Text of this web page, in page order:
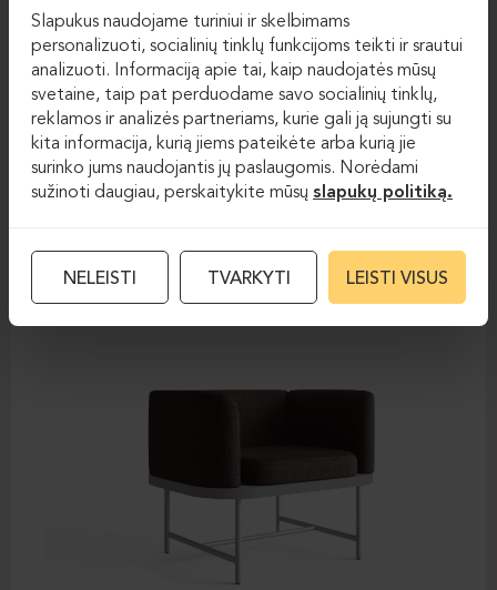
Foteliai
OFFSTAGE
Slapukus naudojame turiniui ir skelbimams
personalizuoti, socialinių tinklų funkcijoms teikti ir srautui
analizuoti. Informaciją apie tai, kaip naudojatės mūsų
svetaine, taip pat perduodame savo socialinių tinklų,
reklamos ir analizės partneriams, kurie gali ją sujungti su
kita informacija, kurią jiems pateikėte arba kurią jie
surinko jums naudojantis jų paslaugomis. Norėdami
sužinoti daugiau, perskaitykite mūsų slapukų politiką.
NELEISTI TVARKYTI LEISTI VISUS